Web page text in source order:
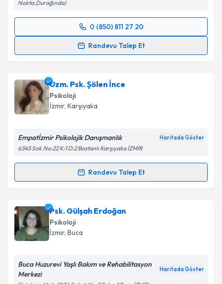
Takvim Talebini Gönder
Nokta.Durağında)
0 (850) 811 27 20
Randevu Talep Et
Randevu Takvimi Talebi
takvim hazırlandığında e-posta ile bilgilendireceğiz.
E-posta Adresiniz
Kişisel verilerimin işlenmesine ilişkin
Metni'ni okudum ve kişisel verilerimin belirtilen
kapsamda işlenmesini kabul ediyorum.
Uzm. Psk. Şölen İnce
Psikoloji
İzmir, Karşıyaka
Empatİzmir Psikolojik Danışmanlık Haritada Göster
6345 Sok.No:22 K:1 D:2 Bostanlı Karşıyaka İZMİR
Randevu Talep Et
Randevu Takvimi Talebi
Uzm. Psk. Şölen İnceiçin randevu takvimi talebi
oluşturun. Size bu uzmandan randevu almanız için bir
takvim hazırlandığında e-posta ile bilgilendireceğiz.
Psk. Gülşah Erdoğan
Psikoloji
İzmir, Buca
Buca Huzurevi Yaşlı Bakım ve Rehabilitasyon
Merkezi
Haritada Göster